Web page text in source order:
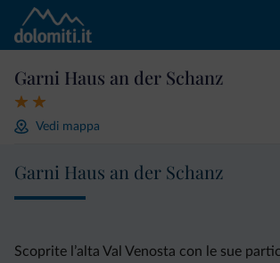
Garni Haus an der Schanz
Vedi mappa
Garni Haus an der Schanz
Scoprite l’alta Val Venosta con le sue